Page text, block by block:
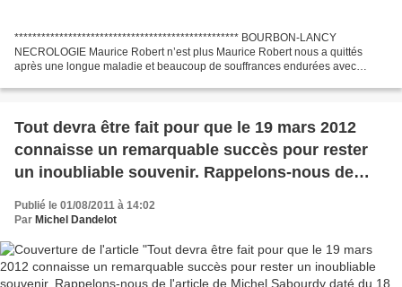
************************************************** BOURBON-LANCY
NECROLOGIE Maurice Robert n’est plus Maurice Robert nous a quittés
après une longue maladie et beaucoup de souffrances endurées avec
Tout devra être fait pour que le 19 mars 2012
connaisse un remarquable succès pour rester
un inoubliable souvenir. Rappelons-nous de
l'article de Michel Sabourdy daté du 18 mars
2011
Publié le 01/08/2011 à 14:02
Par Michel Dandelot